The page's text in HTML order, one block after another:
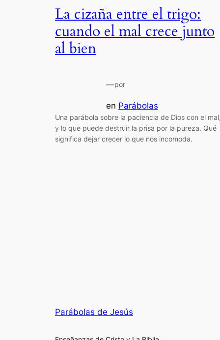
La cizaña entre el trigo:
cuando el mal crece junto
al bien
—por
en Parábolas
Una parábola sobre la paciencia de Dios con el
y lo que puede destruir la prisa por la pureza. Qué
significa dejar crecer lo que nos incomoda.
Parábolas de Jesús